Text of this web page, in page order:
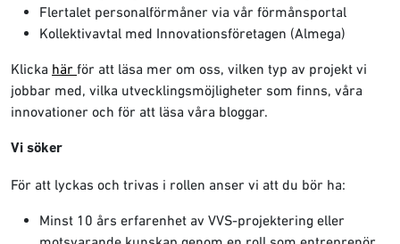
Flertalet personalförmåner via vår förmånsportal
Kollektivavtal med Innovationsföretagen (Almega)
Klicka här för att läsa mer om oss, vilken typ av projekt vi
jobbar med, vilka utvecklingsmöjligheter som finns, våra
innovationer och för att läsa våra bloggar.
Vi söker
För att lyckas och trivas i rollen anser vi att du bör ha:
Minst 10 års erfarenhet av VVS-projektering eller